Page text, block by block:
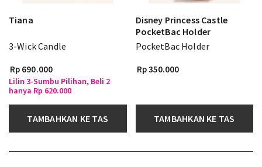
Tiana
3-Wick Candle
Rp 690.000
Lilin 3-Sumbu Pilihan, Beli 2
hanya Rp 620.000
TAMBAHKAN KE TAS
Disney Princess Castle
PocketBac Holder
PocketBac Holder
Rp 350.000
TAMBAHKAN KE TAS